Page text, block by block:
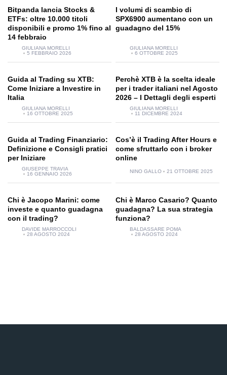
Bitpanda lancia Stocks &
ETFs: oltre 10.000 titoli
disponibili e promo 1% fino al
14 febbraio
GIULIANA MORELLI
5 FEBBRAIO 2026
I volumi di scambio di
SPX6900 aumentano con un
guadagno del 15%
GIULIANA MORELLI
6 OTTOBRE 2025
Guida al Trading su XTB:
Come Iniziare a Investire in
Italia
GIULIANA MORELLI
16 OTTOBRE 2025
Perchè XTB è la scelta ideale
per i trader italiani nel Agosto
2026 – I Dettagli degli esperti
GIULIANA MORELLI
11 DICEMBRE 2024
Guida al Trading Finanziario:
Definizione e Consigli pratici
per Iniziare
GIUSEPPE TRAVIA
16 GENNAIO 2026
Cos’è il Trading After Hours e
come sfruttarlo con i broker
online
NINO GALLO 21 OTTOBRE 2025
Chi è Jacopo Marini: come
investe e quanto guadagna
con il trading?
DAVIDE MARROCCOLI
28 AGOSTO 2024
Chi è Marco Casario? Quanto
guadagna? La sua strategia
funziona?
BALDASSARE POMA
28 AGOSTO 2024